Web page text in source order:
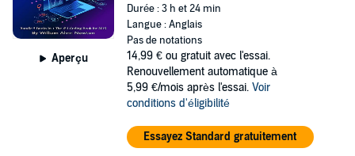
Aperçu
Durée : 3 h et 24 min
Langue : Anglais
Pas de notations
14,99 € ou gratuit avec l'essai.
Renouvellement automatique à
5,99 €/mois après l'essai. Voir
conditions d'éligibilité
Essayez Standard gratuitement